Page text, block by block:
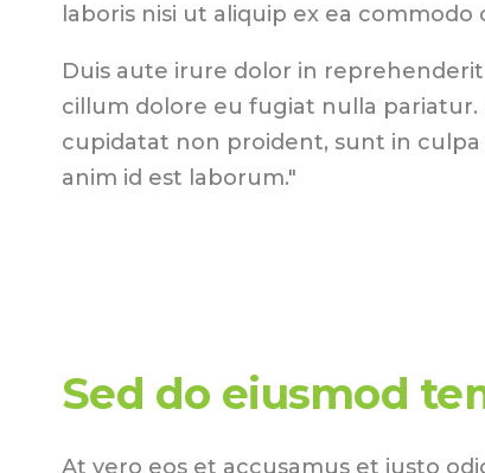
laboris nisi ut aliquip ex ea commodo
Duis aute irure dolor in
cillum dolore eu fugiat nulla
cupidatat non proident, sunt in
anim id est laborum."
Sed do eiusmod
At vero eos et accusamus et iusto